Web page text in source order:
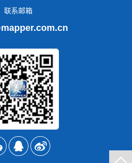
联系邮箱